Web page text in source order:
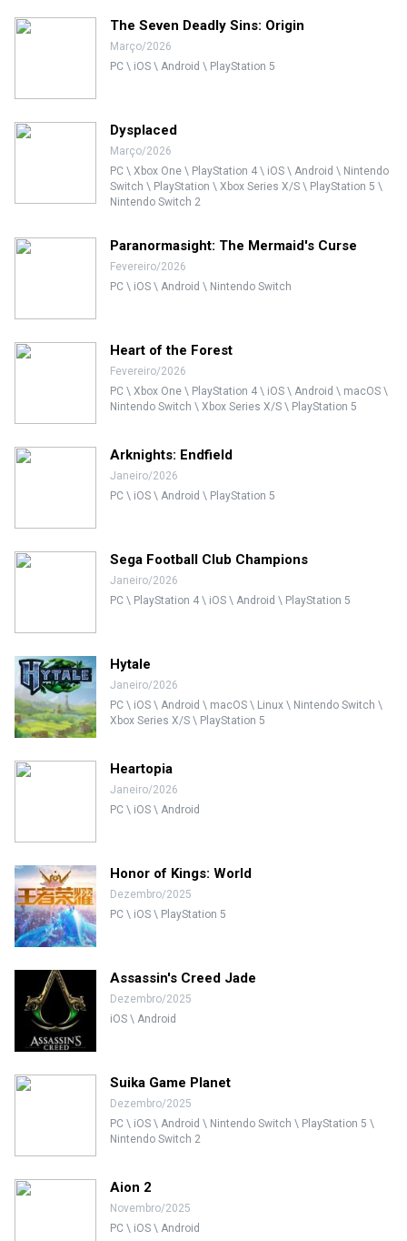
The Seven Deadly Sins: Origin
Março/2026
PC \ iOS \ Android \ PlayStation 5
Dysplaced
Março/2026
PC \ Xbox One \ PlayStation 4 \ iOS \ Android \ Nintendo
Switch \ PlayStation \ Xbox Series X/S \ PlayStation 5 \
Nintendo Switch 2
Paranormasight: The Mermaid's Curse
Fevereiro/2026
PC \ iOS \ Android \ Nintendo Switch
Heart of the Forest
Fevereiro/2026
PC \ Xbox One \ PlayStation 4 \ iOS \ Android \ macOS \
Nintendo Switch \ Xbox Series X/S \ PlayStation 5
Arknights: Endfield
Janeiro/2026
PC \ iOS \ Android \ PlayStation 5
Sega Football Club Champions
Janeiro/2026
PC \ PlayStation 4 \ iOS \ Android \ PlayStation 5
Hytale
Janeiro/2026
PC \ iOS \ Android \ macOS \ Linux \ Nintendo Switch \
Xbox Series X/S \ PlayStation 5
Heartopia
Janeiro/2026
PC \ iOS \ Android
Honor of Kings: World
Dezembro/2025
PC \ iOS \ PlayStation 5
Assassin's Creed Jade
Dezembro/2025
iOS \ Android
Suika Game Planet
Dezembro/2025
PC \ iOS \ Android \ Nintendo Switch \ PlayStation 5 \
Nintendo Switch 2
Aion 2
Novembro/2025
PC \ iOS \ Android